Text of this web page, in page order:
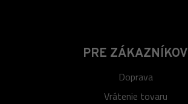
PRE ZÁKAZNÍKOV
Doprava
Vrátenie tovaru